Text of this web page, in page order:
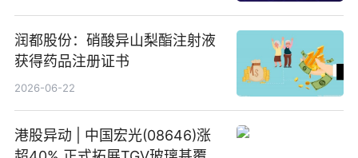
润都股份：硝酸异山梨酯注射液
获得药品注册证书
2026-06-22
港股异动 | 中国宏光(08646)涨